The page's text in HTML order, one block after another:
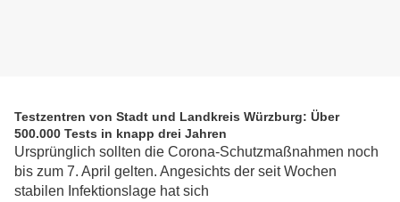
Testzentren von Stadt und Landkreis Würzburg: Über
500.000 Tests in knapp drei Jahren
Ursprünglich sollten die Corona-Schutzmaßnahmen noch
bis zum 7. April gelten. Angesichts der seit Wochen
stabilen Infektionslage hat sich